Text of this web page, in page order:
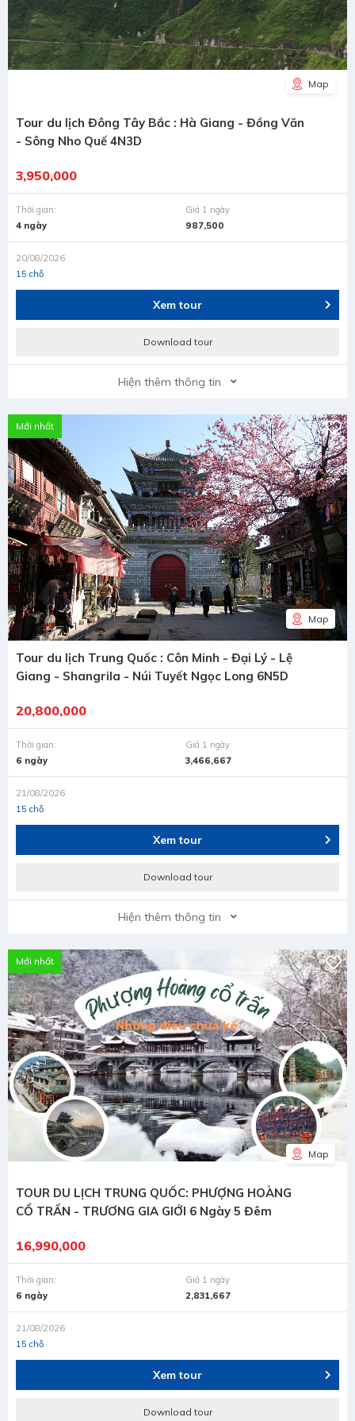
Map
Tour du lịch Đông Tây Bắc : Hà Giang - Đồng Văn
- Sông Nho Quế 4N3D
3,950,000
Thời gian:
4 ngày
Giá 1 ngày
987,500
20/08/2026
15 chỗ
Xem tour
Download tour
Hiện thêm thông tin
Mới nhất
Map
Tour du lịch Trung Quốc : Côn Minh - Đại Lý - Lệ
Giang - Shangrila - Núi Tuyết Ngọc Long 6N5D
20,800,000
Thời gian:
6 ngày
Giá 1 ngày
3,466,667
21/08/2026
15 chỗ
Xem tour
Download tour
Hiện thêm thông tin
Mới nhất
Map
TOUR DU LỊCH TRUNG QUỐC: PHƯỢNG HOÀNG
CỔ TRẤN - TRƯƠNG GIA GIỚI 6 Ngày 5 Đêm
16,990,000
Thời gian:
6 ngày
Giá 1 ngày
2,831,667
21/08/2026
15 chỗ
Xem tour
Download tour